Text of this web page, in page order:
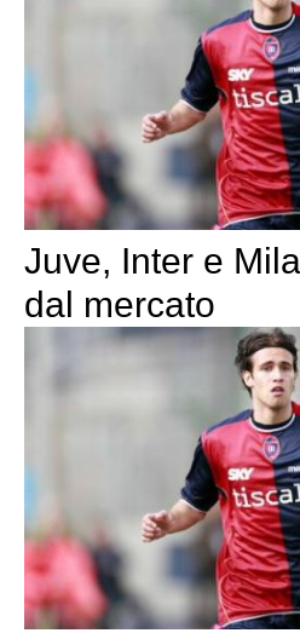
Juve, Inter e
dal mercato